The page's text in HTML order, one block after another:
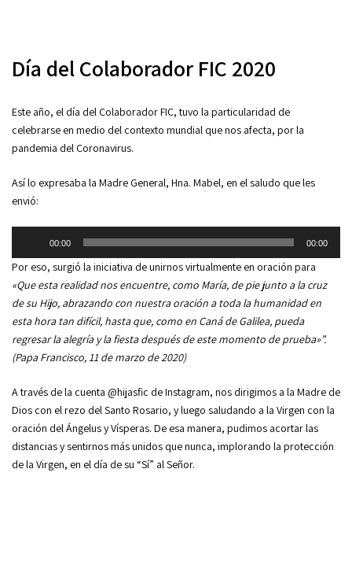
Día del Colaborador FIC 2020
Este año, el día del Colaborador FIC, tuvo la particularidad de
celebrarse en medio del contexto mundial que nos afecta, por la
pandemia del Coronavirus.
Así lo expresaba la Madre General, Hna. Mabel, en el saludo que les
envió:
audio
00:00 00:00
Por eso, surgió la iniciativa de unirnos virtualmente en oración para
«Que esta realidad nos encuentre, como María, de pie junto a la cruz
de su Hijo, abrazando con nuestra oración a toda la humanidad en
esta hora tan difícil, hasta que, como en Caná de Galilea, pueda
regresar la alegría y la fiesta después de este momento de prueba»”.
(Papa Francisco, 11 de marzo de 2020)
A través de la cuenta @hijasfic de Instagram, nos dirigimos a la Madre de
Dios con el rezo del Santo Rosario, y luego saludando a la Virgen con la
oración del Ángelus y Vísperas. De esa manera, pudimos acortar las
distancias y sentirnos más unidos que nunca, implorando la protección
de la Virgen, en el día de su “Sí” al Señor.